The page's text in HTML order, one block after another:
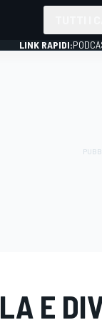
LINK RAPIDI:
E